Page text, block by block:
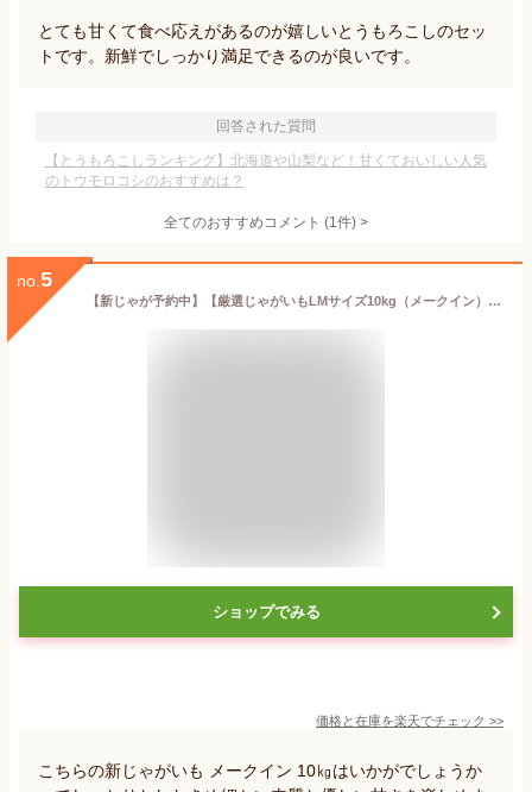
とても甘くて食べ応えがあるのが嬉しいとうもろこしのセッ
トです。新鮮でしっかり満足できるのが良いです。
回答された質問
【とうもろこしランキング】北海道や山梨など！甘くておいしい人気
のトウモロコシのおすすめは？
全てのおすすめコメント (1件) >
no. 5
【新じゃが予約中】【厳選じゃがいもLMサイズ10kg（メークイン）】送料無料（沖縄除く）プレゼント付・お試し価格・【岩手県二戸市産・数量限定】関口農園のこだわりじゃがいも（メークイン）・LサイズMサイズ混合【RCP】
ショップでみる
価格と在庫を楽天でチェック >>
こちらの新じゃがいも メークイン 10㎏はいかがでしょうか